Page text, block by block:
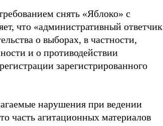
снять «Яблоко» с
что «административный ответчик
о выборах, в частности,
и о противодействии
зарегистрированного
нарушения при ведении
часть агитационных материалов